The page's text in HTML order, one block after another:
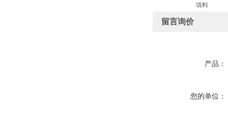
填料
留言询价
产品：
您的单位：